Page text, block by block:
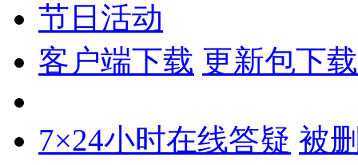
节日活动
客户端下载 更新包下载
7×24小时在线答疑 被